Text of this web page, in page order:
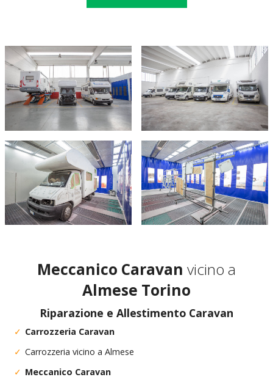
Meccanico Caravan vicino a
Almese Torino
Riparazione e Allestimento Caravan
Carrozzeria Caravan
Carrozzeria vicino a Almese
Meccanico Caravan